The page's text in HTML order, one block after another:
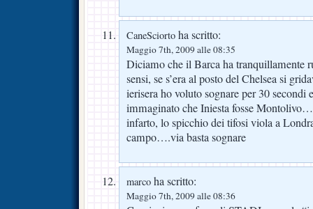
CaneSciorto ha scritto:
Maggio 7th, 2009 alle 08:35
Diciamo che il Barca ha tranquillamente
sensi, se s’era al posto del Chelsea si
ierisera ho voluto sognare per 30 secondi
immaginato che Iniesta fosse
infarto, lo spicchio dei tifosi viola a
campo….via basta sognare
marco ha scritto:
Maggio 7th, 2009 alle 08:36